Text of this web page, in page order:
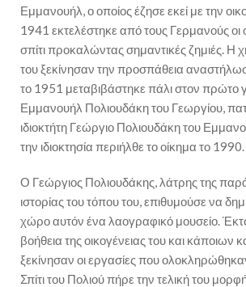
Εμμανουήλ, ο οποίος έζησε εκεί με την
1941 εκτελέστηκε από τους Γερμανούς οι
σπίτι προκαλώντας σημαντικές ζημιές. Η
του ξεκίνησαν την προσπάθεια
το 1951 μεταβιβάστηκε πάλι στον πρώτο
Εμμανουήλ Πολιουδάκη του Γεωργίου,
ιδιοκτήτη Γεώργιο Πολιουδάκη του
την ιδιοκτησία περιήλθε το οίκημα το 1990.
Ο Γεώργιος Πολιουδάκης, λάτρης της
ιστορίας του τόπου του, επιθυμούσε να
χώρο αυτόν ένα λαογραφικό μουσείο.
βοήθεια της οικογένειας του και κάποιων
ξεκίνησαν οι εργασίες που
Σπίτι του Πολιού πήρε την τελική του